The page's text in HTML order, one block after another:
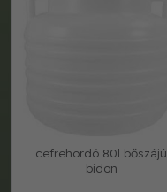
cefrehordó 80l bőszájú
bidon